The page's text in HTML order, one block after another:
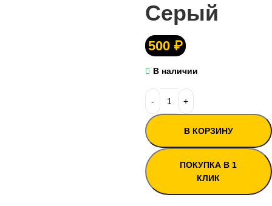
Серый
500 ₽
В наличии
В КОРЗИНУ
ПОКУПКА В 1
КЛИК